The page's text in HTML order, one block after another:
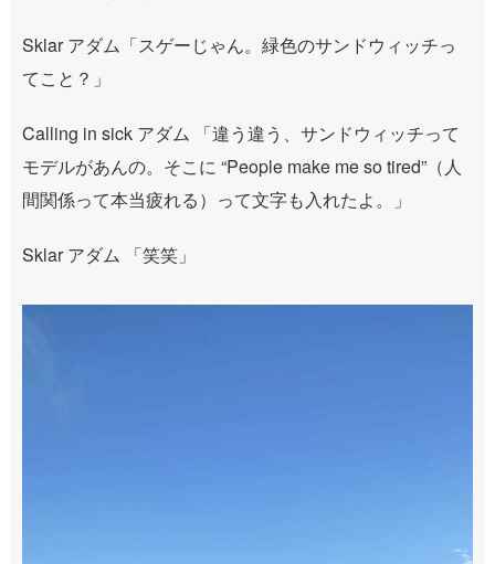
Sklar アダム「スゲーじゃん。緑色のサンドウィッチっ
てこと？」
Calling in sick アダム 「違う違う、サンドウィッチって
モデルがあんの。そこに “People make me so tired”（人
間関係って本当疲れる）って文字も入れたよ。」
Sklar アダム 「笑笑」